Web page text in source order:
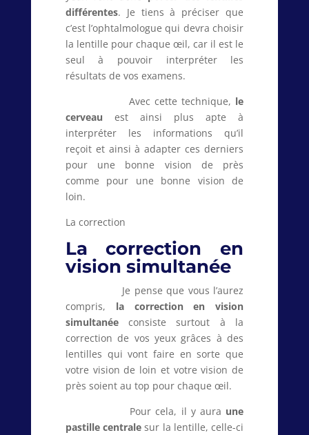
différentes. Je tiens à préciser que
c’est l’ophtalmologue qui devra choisir
la lentille pour chaque œil, car il est le
seul à pouvoir interpréter les
résultats de vos examens.
Avec cette technique, le
cerveau est ainsi plus apte à
interpréter les informations qu’il
reçoit et ainsi à adapter ces derniers
pour une bonne vision de près
comme pour une bonne vision de
loin.
La correction
La correction en
vision simultanée
Je pense que vous l’aurez
compris, la correction en vision
simultanéeconsiste surtout à la
correction de vos yeux grâces à des
lentilles qui vont faire en sorte que
votre vision de loin et votre vision de
près soient au top pour chaque œil.
Pour cela, il y aura une
pastille centrale sur la lentille, celle-ci